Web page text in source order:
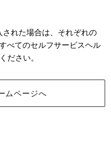
れた場合は、それぞれの
べてのセルフサービスヘル
ださい。
ムページへ